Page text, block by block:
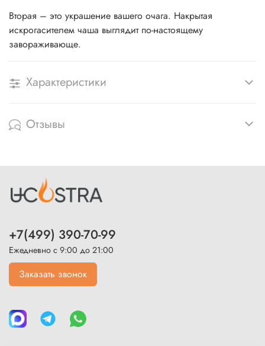
Вторая – это украшение вашего очага. Накрытая
искрогасителем чаша выглядит по-настоящему
завораживающе.
Характеристики
Отзывы
+7(499) 390-70-99
Ежедневно с 9:00 до 21:00
Заказать звонок